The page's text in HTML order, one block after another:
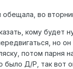
обещала, во
кому будет
но
потом парня
Д/Р, так вот